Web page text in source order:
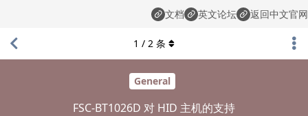
文档 英文论坛 返回中文官网
General
FSC-BT1026D 对 HID 主机的支持
1 / 2 条